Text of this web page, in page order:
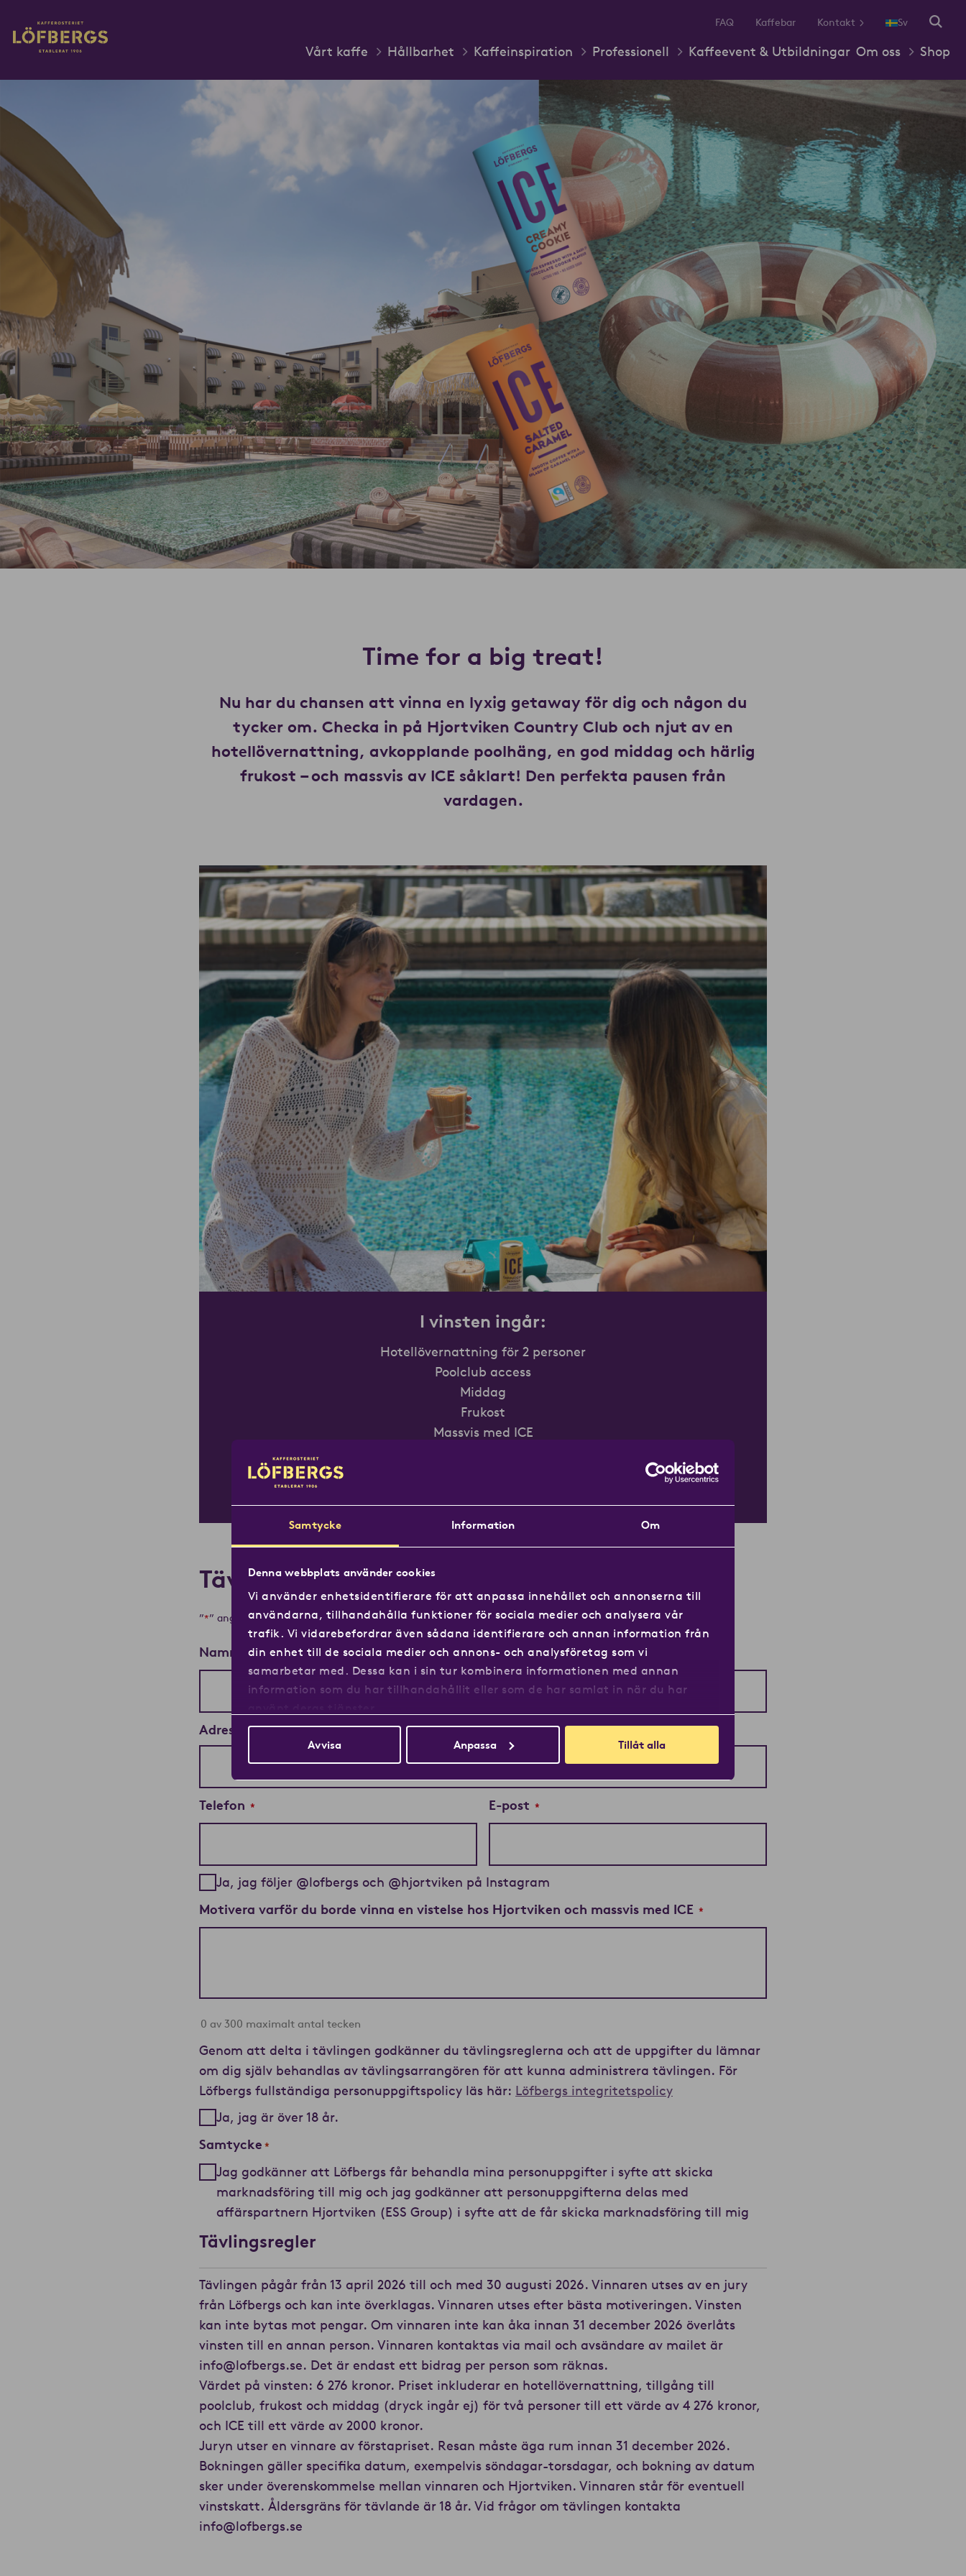
Samtycke Information Om
Denna webbplats använder cookies
Vi använder enhetsidentifierare för att anpassa innehållet och annonserna till
användarna, tillhandahålla funktioner för sociala medier och analysera vår
trafik. Vi vidarebefordrar även sådana identifierare och annan information från
din enhet till de sociala medier och annons- och analysföretag som vi
samarbetar med. Dessa kan i sin tur kombinera informationen med annan
information som du har tillhandahållit eller som de har samlat in när du har
Avvisa Anpassa Tillåt alla
Gå till huvudinnehåll
Vårt kaffe
Hållbarhet Kaffeinspiration Professionell Kaffeevent & Utbildningar Om oss Shop
FAQ Kaffebar Kontakt Sv
Time for a big treat!
Nu har du chansen att vinna en lyxig getaway för dig och någon du
tycker om. Checka in på Hjortviken Country Club och njut av en
hotellövernattning, avkopplande poolhäng, en god middag och härlig
frukost – och massvis av ICE såklart! Den perfekta pausen från
vardagen.
I vinsten ingår:
Hotellövernattning för 2 personer
Poolclub access
Middag
Frukost
Massvis med ICE
Tävling sommar 2026
”*” anger obligatoriska fält
Namn
Adress (inklusive postnummer och ort)
Telefon * E-post *
Ja, jag följer @lofbergs och @hjortviken på Instagram
Motivera varför du borde vinna en vistelse hos Hjortviken och massvis med ICE *
0 av 300 maximalt antal tecken
Genom att delta i tävlingen godkänner du tävlingsreglerna och att de uppgifter du lämnar
om dig själv behandlas av tävlingsarrangören för att kunna administrera tävlingen. För
Löfbergs fullständiga personuppgiftspolicy läs här: Löfbergs integritetspolicy
Ja, jag är över 18 år.
Samtycke *
Jag godkänner att Löfbergs får behandla mina personuppgifter i syfte att skicka
marknadsföring till mig och jag godkänner att personuppgifterna delas med
affärspartnern Hjortviken (ESS Group) i syfte att de får skicka marknadsföring till mig
Tävlingsregler
Tävlingen pågår från 13 april 2026 till och med 30 augusti 2026. Vinnaren utses av en jury
från Löfbergs och kan inte överklagas. Vinnaren utses efter bästa motiveringen. Vinsten
kan inte bytas mot pengar. Om vinnaren inte kan åka innan 31 december 2026 överlåts
vinsten till en annan person. Vinnaren kontaktas via mail och avsändare av mailet är
info@lofbergs.se. Det är endast ett bidrag per person som räknas.
Värdet på vinsten: 6 276 kronor. Priset inkluderar en hotellövernattning, tillgång till
poolclub, frukost och middag (dryck ingår ej) för två personer till ett värde av 4 276 kronor,
och ICE till ett värde av 2000 kronor.
Juryn utser en vinnare av förstapriset. Resan måste äga rum innan 31 december 2026.
Bokningen gäller specifika datum, exempelvis söndagar-torsdagar, och bokning av datum
sker under överenskommelse mellan vinnaren och Hjortviken. Vinnaren står för eventuell
vinstskatt. Åldersgräns för tävlande är 18 år. Vid frågor om tävlingen kontakta
info@lofbergs.se